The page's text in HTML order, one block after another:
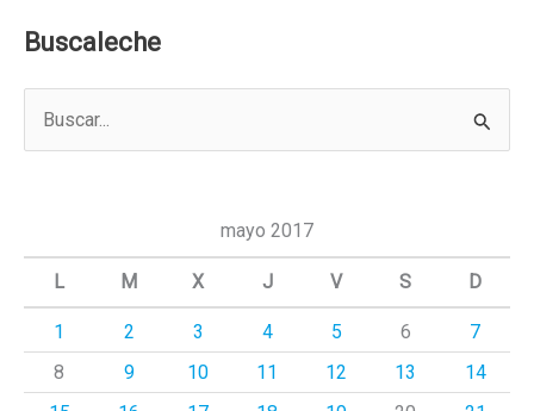
Buscaleche
a
mayo 2017
L M X J V S D
1 2 3 4 5 6
7
8
9 10 11 12 13
14